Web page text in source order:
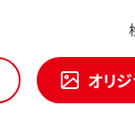
オリ